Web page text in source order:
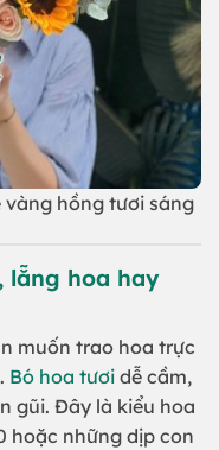
hồng tươi sáng
lẵng hoa hay
muốn trao hoa trực
Bó hoa tươi dễ cầm,
gũi. Đây là kiểu hoa
hoặc những dịp con